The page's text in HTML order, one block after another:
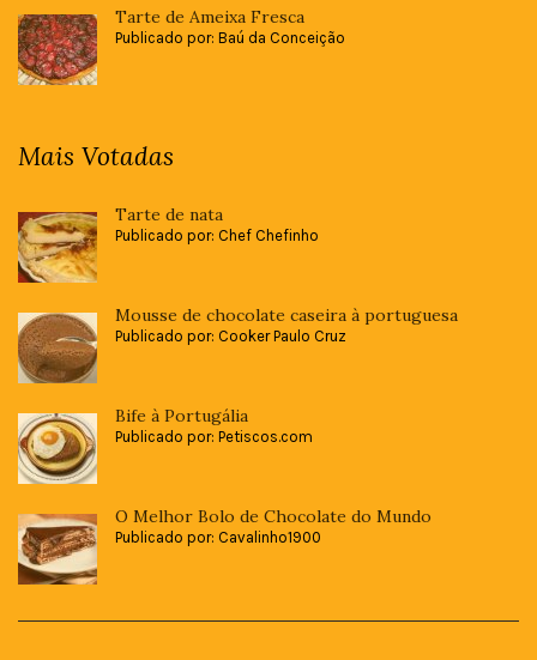
Tarte de Ameixa Fresca
Publicado por: Baú da Conceição
Mais Votadas
Tarte de nata
Publicado por: Chef Chefinho
Mousse de chocolate caseira à portuguesa
Publicado por: Cooker Paulo Cruz
Bife à Portugália
Publicado por: Petiscos.com
O Melhor Bolo de Chocolate do Mundo
Publicado por: Cavalinho1900